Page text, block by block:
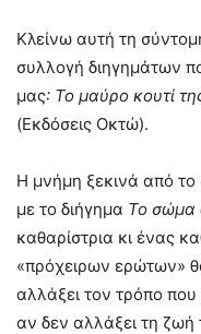
Κλείνω αυτή τη
συλλογή διηγημάτων
μας: Το μαύρο κουτί
(Eκδόσεις Oκτώ).
Η μνήμη ξεκινά από το
με το διήγημα Το σώμα
καθαρίστρια κι ένας
«πρόχειρων ερώτων»
αλλάξει τον τρόπο
αν δεν αλλάξει τη ζωή